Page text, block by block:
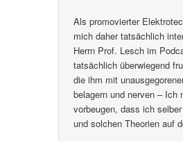
Als promovierter
mich daher tatsächlich
Herrn Prof. Lesch im
tatsächlich überwiegend
die ihm mit
belagern und nerven – Ich
vorbeugen, dass ich
und solchen Theorien auf